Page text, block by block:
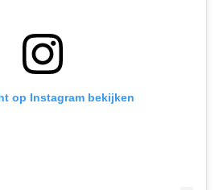
op Instagram bekijken